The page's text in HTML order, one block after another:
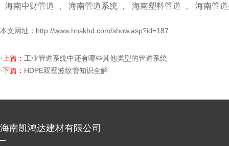
海南中财管道 海南管道系统 海南塑料管道 海南管
本文网址： http://www.hnskhd.com/show.asp?id=187
·上篇： 工业管道系统中还有哪些其他类型的管道系统
·下篇： HDPE双壁波纹管知识全解
海南凯鸿达建材有限公司